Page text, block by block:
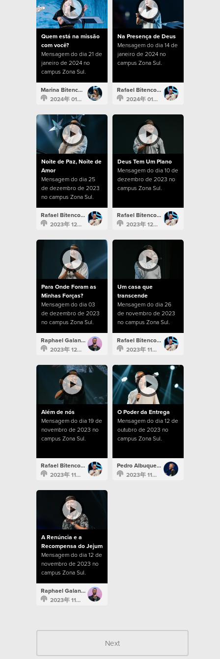
Quem está na missão
com você?
Mensagem do dia 21 de
janeiro de 2024 no
campus Zona Sul.
Marina Bitencourt
2024年 01月 21日
Na Presença de Deus
Mensagem do dia 14 de
janeiro de 2024 no
campus Zona Sul.
Rafael Bitencourt
2024年 01月 14日
Noite de Paz, Noite de
Amor
Mensagem do dia 25
de dezembro de 2023
no campus Zona Sul.
Rafael Bitencourt
2023年 12月 25日
Deus Tem Um Plano
Mensagem do dia 10 de
dezembro de 2023 no
campus Zona Sul.
Rafael Bitencourt
2023年 12月 10日
Para Onde Foram as
Minhas Forças?
Mensagem do dia 03
de dezembro de 2023
no campus Zona Sul.
Raphael Galante
2023年 12月 3日
Um casa que
transcende
Mensagem do dia 26
de novembro de 2023
no campus Zona Sul.
Rafael Bitencourt
2023年 11月 26日
Além de nós
Mensagem do dia 19 de
novembro de 2023 no
campus Zona Sul.
Rafael Bitencourt
2023年 11月 19日
O Poder da Entrega
Mensagem do dia 12 de
outubro de 2023 no
campus Zona Sul.
Pedro Albuquerque
2023年 11月 12日
A Renúncia e a
Recompensa do Jejum
Mensagem do dia 12 de
novembro de 2023 no
campus Zona Sul.
Raphael Galante
2023年 11月 12日
Next